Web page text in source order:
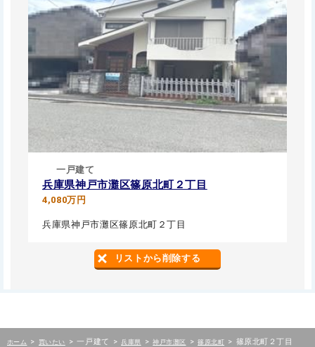
一戸建て
兵庫県神戸市灘区篠原北町２丁目
4,080万円
兵庫県神戸市灘区篠原北町２丁目
リストから削除する
ホーム > 買いたい > 一戸建て > 兵庫県 > 神戸市灘区 > 篠原北町 > 篠原北町２丁目